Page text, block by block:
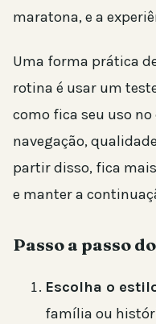
maratona, e a
Uma forma prática
rotina é usar um
como fica seu uso
navegação,
partir disso, fica
e manter a
Passo a passo
Escolha o
família ou